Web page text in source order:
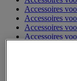
Accessoires
Accessoires
Accessoires
Accessoires